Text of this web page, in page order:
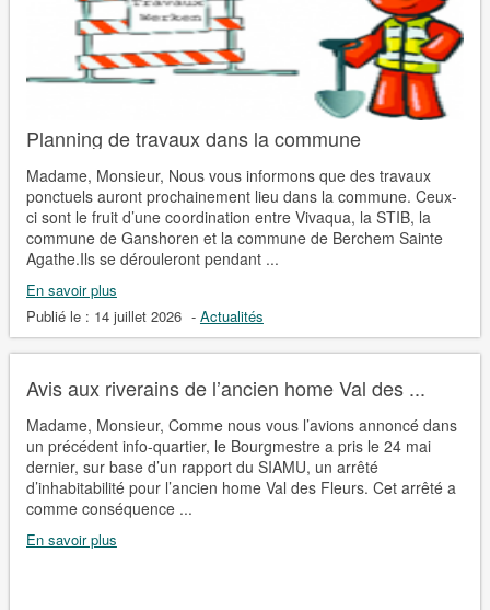
Planning de travaux dans la commune
Madame, Monsieur, Nous vous informons que des travaux
ponctuels auront prochainement lieu dans la commune. Ceux-
ci sont le fruit d’une coordination entre Vivaqua, la STIB, la
commune de Ganshoren et la commune de Berchem Sainte
Agathe.Ils se dérouleront pendant ...
En savoir plus
Publié le : 14 juillet 2026 - Actualités
Avis aux riverains de l’ancien home Val des ...
Madame, Monsieur, Comme nous vous l’avions annoncé dans
un précédent info-quartier, le Bourgmestre a pris le 24 mai
dernier, sur base d’un rapport du SIAMU, un arrêté
d’inhabitabilité pour l’ancien home Val des Fleurs. Cet arrêté a
comme conséquence ...
En savoir plus